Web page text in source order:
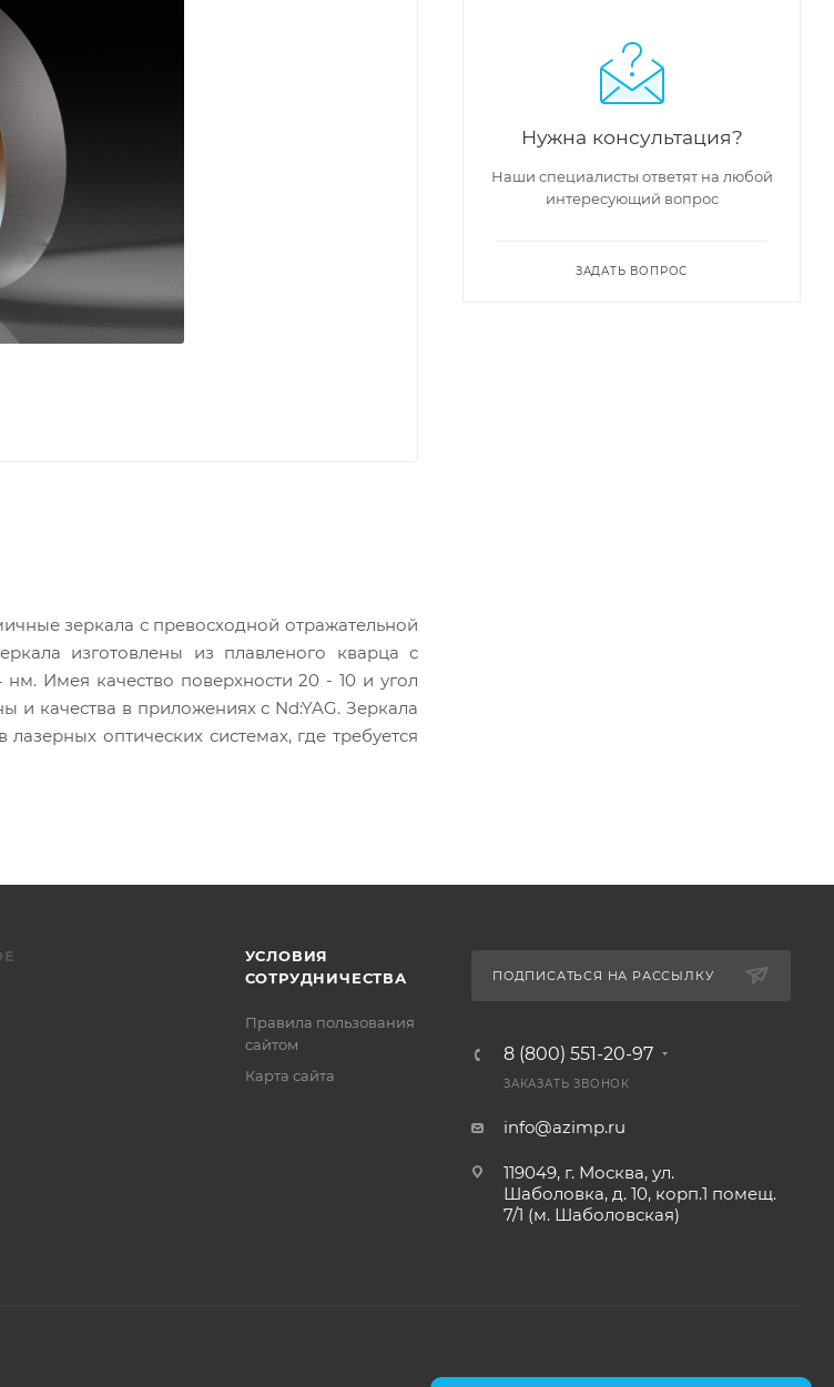
зеркала с превосходной отражательной
изготовлены из плавленого кварца с
Имея качество поверхности 20 - 10 и угол
и качества в приложениях с Nd:YAG. Зеркала
оптических системах, где требуется
Нужна консультация?
Наши специалисты ответят на любой
интересующий вопрос
ЗАДАТЬ ВОПРОС
УСЛОВИЯ
СОТРУДНИЧЕСТВА
Правила пользования
сайтом
Карта сайта
ПОДПИСАТЬСЯ НА РАССЫЛКУ
8 (800) 551-20-97
ЗАКАЗАТЬ ЗВОНОК
info@azimp.ru
119049, г. Москва, ул.
Шаболовка, д. 10, корп.1 помещ.
7/1 (м. Шаболовская)